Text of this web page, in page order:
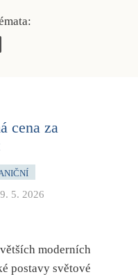
cena za
5. 2026
moderních
postavy světové